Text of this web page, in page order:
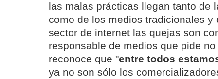
las malas prácticas llegan tanto de
como de los medios tradicionales y
sector de internet las quejas son
responsable de medios que pide
reconoce que "entre todos
ya no son sólo los